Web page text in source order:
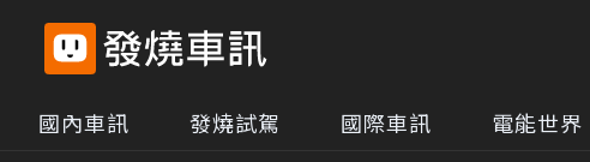
國內車訊 發燒試駕 國際車訊 電能世界